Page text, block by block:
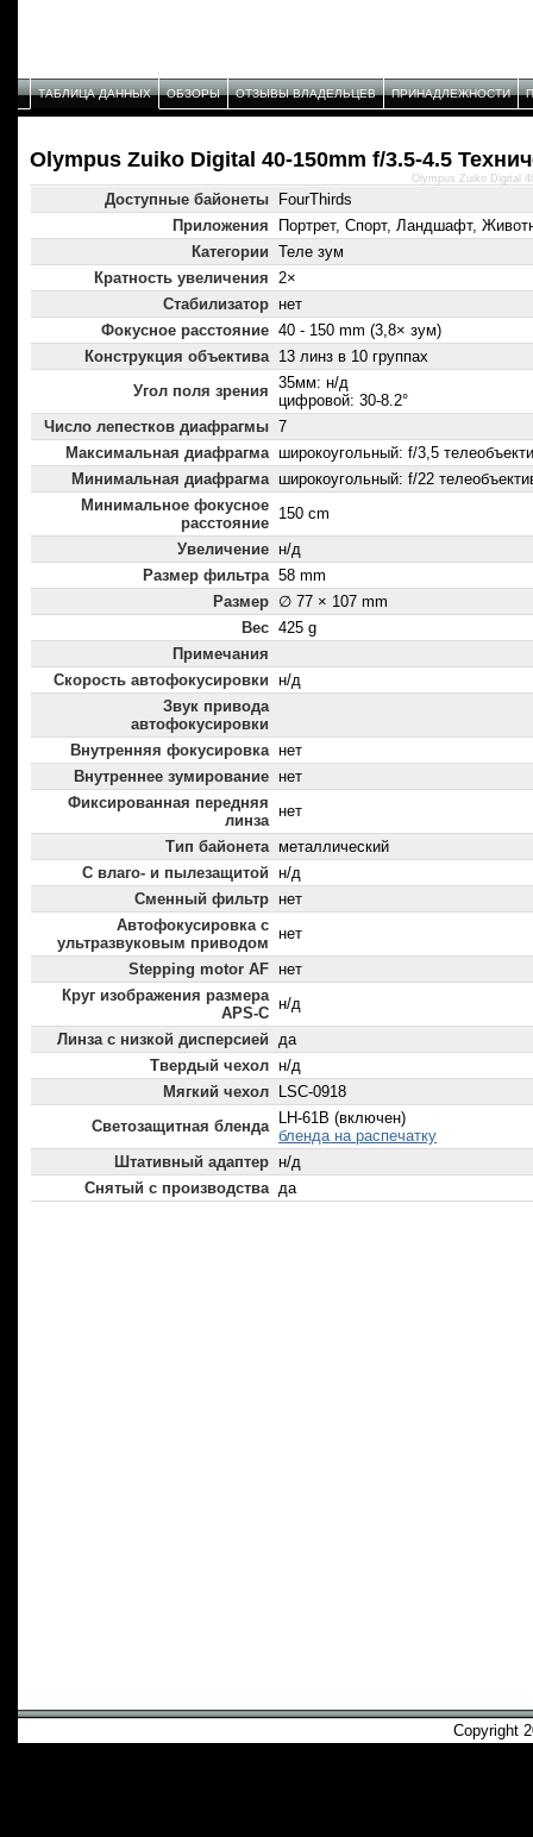
ТАБЛИЦА ДАННЫХ ОБЗОРЫ ОТЗЫВЫ ВЛАДЕЛЬЦЕВ ПРИНАДЛЕЖНОСТИ
Olympus Zuiko Digital 40-150mm f/3.5-4.5
Доступные байонеты
FourThirds
Приложения
Портрет, Спорт, Ландшафт,
Категории Теле зум
Кратность увеличения 2×
Стабилизатор нет
Фокусное расстояние 40 - 150 mm (3,8× зум)
Конструкция объектива 13 линз в 10 группах
Угол поля зрения 35мм: н/д
цифровой: 30-8.2°
Число лепестков диафрагмы 7
Максимальная диафрагма широкоугольный: f/3,5
Минимальная диафрагма широкоугольный: f/22
Минимальное фокусное
расстояние
150 cm
Увеличение н/д
Размер фильтра 58 mm
Размер ∅ 77 × 107 mm
Вес 425 g
Примечания
Скорость автофокусировки н/д
Звук привода
автофокусировки
Внутренняя фокусировка нет
Внутреннее зумирование нет
Фиксированная передняя
линза
нет
Тип байонета металлический
С влаго- и пылезащитой н/д
Сменный фильтр нет
Автофокусировка с
ультразвуковым приводом
нет
Stepping motor AF нет
Круг изображения размера
APS-C
н/д
Линза с низкой дисперсией да
Твердый чехол н/д
Мягкий чехол
LSC-0918
Светозащитная бленда
LH-61B (включен)
бленда на распечатку
Штативный адаптер н/д
Снятый с производства да
Olympus Zuiko Digital
Copyright